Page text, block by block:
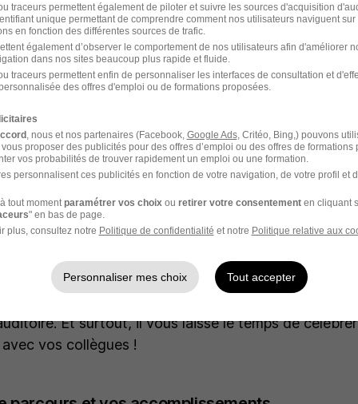
pour un collègue : conseils, idées et astuces
un roman pour partager votre aventure
un texte simple, clair et rythmé. Privilégiez un
à l’oral, tout en laissant la place à quelques
vous permet de transmettre l’essentiel de votre
Et surtout, il vous laisse le temps de
vos collègues !
traceurs permettent également de piloter et suivre les sources d'acquisition
unique permettant de comprendre comment nos utilisateurs naviguent sur
en fonction des différentes sources de trafic.
également d’observer le comportement de nos utilisateurs afin d'améliorer
dans nos sites beaucoup plus rapide et fluide.
traceurs permettent enfin de personnaliser les interfaces de consultation et
des offres d'emploi ou de formations proposées.
, nous et nos partenaires (Facebook, Google Ads, Critéo, Bing,) pouvons
proposer des publicités pour des offres d’emploi ou des offres de formations
vos probabilités de trouver rapidement un emploi ou une formation.
personnalisent ces publicités en fonction de votre navigation, de votre profil et
tout moment paramétrer vos choix ou retirer votre consentementen cliquant
" en bas de page.
plus, consultez notre Politique de confidentialité et notre Politique relative aux
Personnaliser mes choix Tout accepter